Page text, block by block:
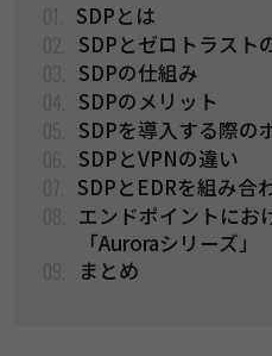
SDPとは
SDPとゼロトラスト
SDPの仕組み
SDPのメリット
SDPを導入する際の
SDPとVPNの違い
SDPとEDRを組み合
エンドポイントにお
「Auroraシリーズ」
まとめ